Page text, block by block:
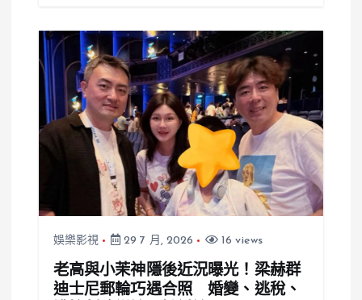
娛樂影視 29 7 月, 2026 16 views
老高與小茉神隱後近況曝光！梁赫群
迪士尼郵輪巧遇合照 婚變、逃稅、